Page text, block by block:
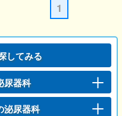
1
してみる
尿器科
泌尿器科